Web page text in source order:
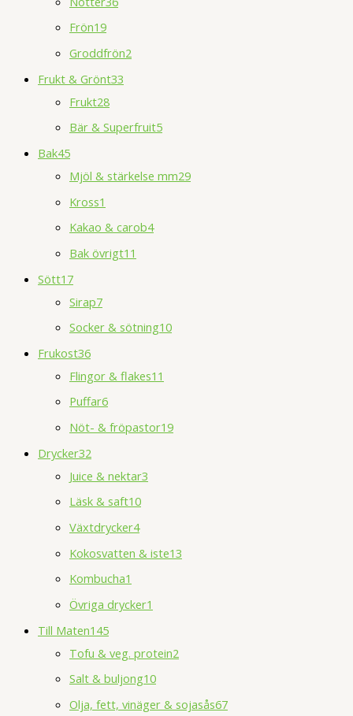
Frön19
Groddfrön2
Frukt & Grönt33
Frukt28
Bär & Superfruit5
Bak45
Mjöl & stärkelse mm29
Kross1
Kakao & carob4
Bak övrigt11
Sött17
Sirap7
Socker & sötning10
Frukost36
Flingor & flakes11
Puffar6
Nöt- & fröpastor19
Drycker32
Juice & nektar3
Läsk & saft10
Växtdrycker4
Kokosvatten & iste13
Kombucha1
Övriga drycker1
Till Maten145
Tofu & veg. protein2
Salt & buljong10
Olja, fett, vinäger & sojasås67